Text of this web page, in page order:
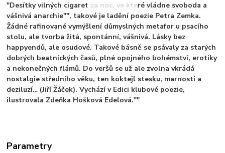
"Desítky vilných cigaret za noc, ve které vládne svoboda a
vášnivá anarchie"", takové je ladění poezie Petra Zemka.
Žádné rafinované vymýšlení důmyslných metafor u psacího
stolu, ale tvorba žitá, spontánní, vášnivá. Lásky bez
happyendů, ale osudové. Takové básně se psávaly za starých
dobrých beatnických časů, plné opojného bohémství, erotiky
a nekonečných flámů. Do veršů se už ale zvolna vkrádá
nostalgie středního věku, ten koktejl stesku, marnosti a
deziluzí… (Jiří Žáček). Vychází v Edici klubové poezie,
ilustrovala Zdeňka Hošková Edelová.""
Parametry